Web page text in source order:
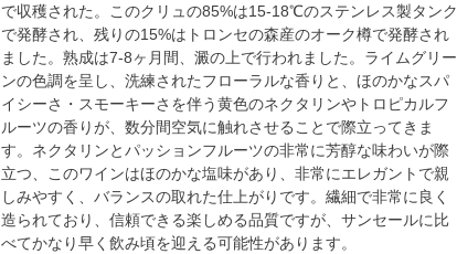
で収穫された。このクリュの85%は15-18℃のステンレス製タンク
で発酵され、残りの15%はトロンセの森産のオーク樽で発酵され
ました。熟成は7-8ヶ月間、澱の上で行われました。ライムグリー
ンの色調を呈し、洗練されたフローラルな香りと、ほのかなスパ
イシーさ・スモーキーさを伴う黄色のネクタリンやトロピカルフ
ルーツの香りが、数分間空気に触れさせることで際立ってきま
す。ネクタリンとパッションフルーツの非常に芳醇な味わいが際
立つ、このワインはほのかな塩味があり、非常にエレガントで親
しみやすく、バランスの取れた仕上がりです。繊細で非常に良く
造られており、信頼できる楽しめる品質ですが、サンセールに比
べてかなり早く飲み頃を迎える可能性があります。